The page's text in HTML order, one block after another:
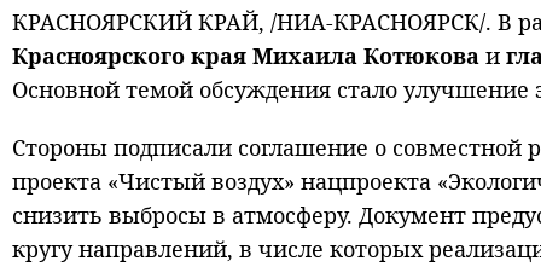
КРАСНОЯРСКИЙ КРАЙ, /НИА-КРАСНОЯРСК/. В
Красноярского края Михаила Котюкова и
Основной темой обсуждения стало улучшение
Стороны подписали соглашение о совместной
проекта «Чистый воздух» нацпроекта
снизить выбросы в атмосферу. Документ
кругу направлений, в числе которых